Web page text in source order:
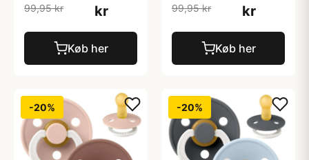
99,95 kr kr
Køb her
99,95 kr kr
Køb her
-20% -20%